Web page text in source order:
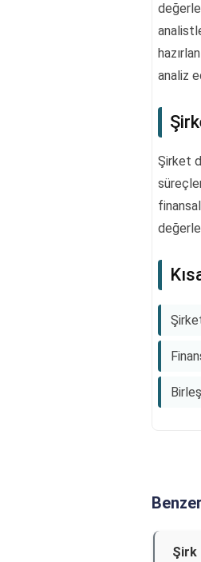
analiz
Şirket
Şirk